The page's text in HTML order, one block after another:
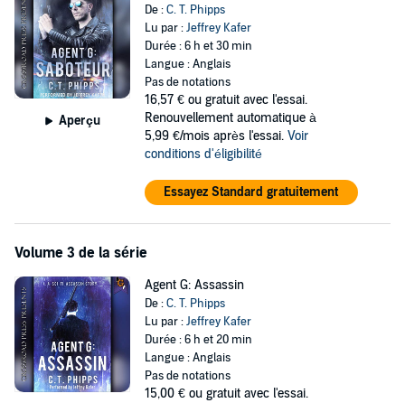
Aperçu
De :C. T. Phipps
Lu par :Jeffrey Kafer
Durée : 6 h et 30 min
Langue : Anglais
Pas de notations
16,57 € ou gratuit avec l'essai.
Renouvellement automatique à
5,99 €/mois après l'essai. Voir
conditions d'éligibilité
Essayez Standard gratuitement
Volume 3 de la série
Agent G: Assassin
De :C. T. Phipps
Lu par :Jeffrey Kafer
Durée : 6 h et 20 min
Langue : Anglais
Pas de notations
15,00 € ou gratuit avec l'essai.